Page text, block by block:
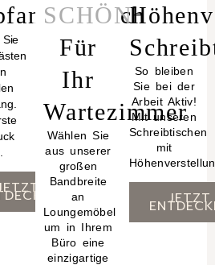
So bleiben
Sie bei der
Arbeit Aktiv!
Mit unseren
Schreibtischen
mit
JETZT
Sie
SCHÖN
Für
Ihr
Wartezimmer
Wählen Sie
aus unserer
großen
Bandbreite
an
Loungemöbel
um in Ihrem
Büro eine
einzigartige